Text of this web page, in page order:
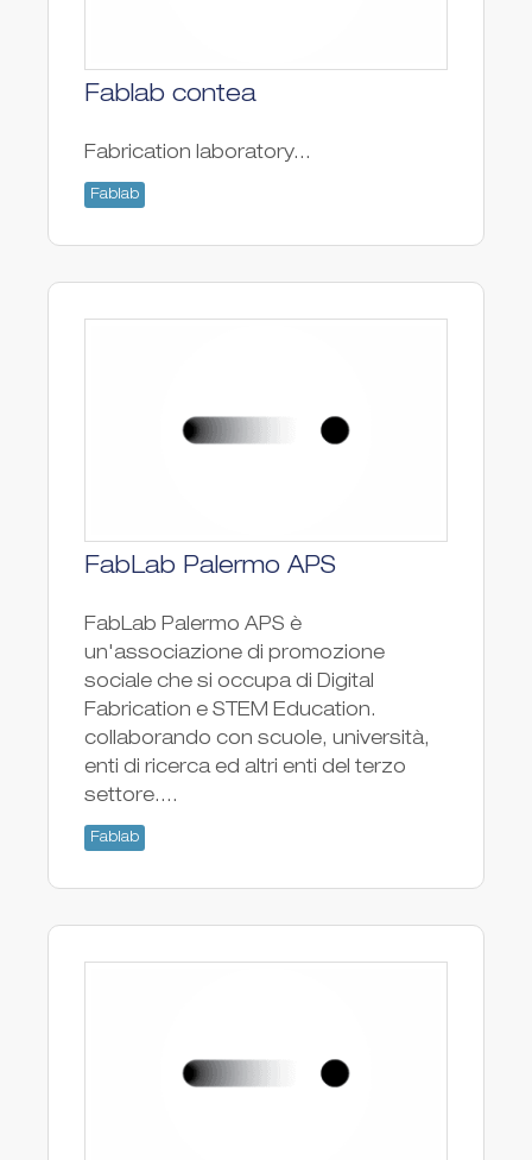
Fablab contea
Fabrication laboratory...
Fablab
FabLab Palermo APS
FabLab Palermo APS è
un'associazione di promozione
sociale che si occupa di Digital
Fabrication e STEM Education.
collaborando con scuole, università,
enti di ricerca ed altri enti del terzo
settore....
Fablab